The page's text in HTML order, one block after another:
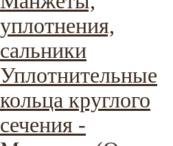
уплотнения,
сальники
Уплотнительные
кольца круглого
сечения -